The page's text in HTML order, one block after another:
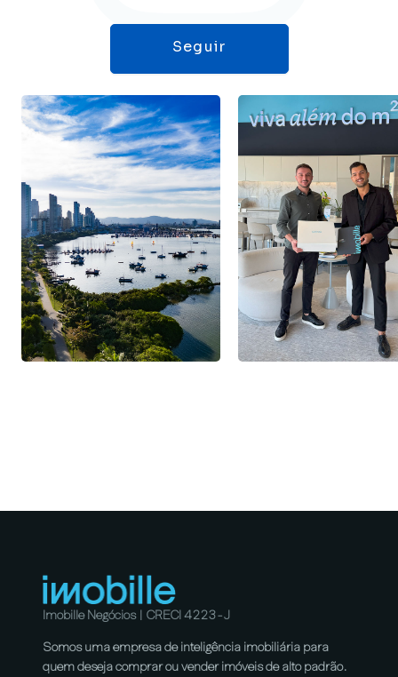
Seguir
Imobille Negócios | CRECI 4223-J
Somos uma empresa de inteligência imobiliária para
quem deseja comprar ou vender imóveis de alto padrão.